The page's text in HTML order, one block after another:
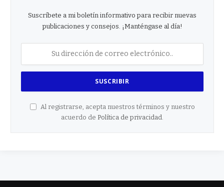
Suscríbete a mi boletín informativo para recibir nuevas
publicaciones y consejos. ¡Manténgase al día!
Al registrarse, acepta nuestros términos y nuestro
acuerdo de Política de privacidad